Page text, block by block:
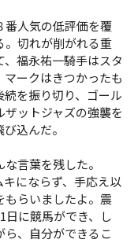
人気の低評価を覆
。切れが削がれる重
福永祐一騎手はスタ
ークはきつかったも
を振り切り、ゴール
ットジャズの強襲を
込んだ。
言葉を残した。
キにならず、手応え以
もらいましたよ。震
日に競馬ができ、し
、自分ができるこ